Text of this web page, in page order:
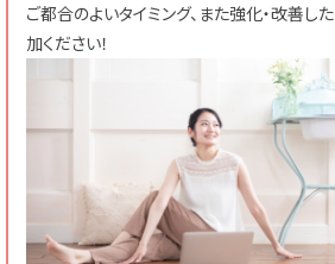
ご都合のよいタイミング、また強化・改善
加ください！